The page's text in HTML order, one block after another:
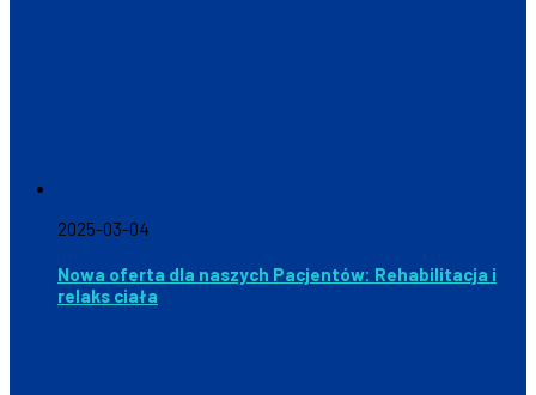
2025-03-04
Nowa oferta dla naszych Pacjentów: Rehabilitacja i
relaks ciała